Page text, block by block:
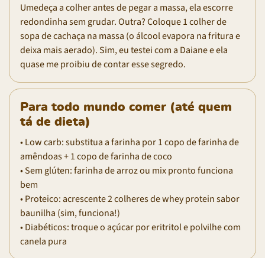
Umedeça a colher antes de pegar a massa, ela escorre
redondinha sem grudar. Outra? Coloque 1 colher de
sopa de cachaça na massa (o álcool evapora na fritura e
deixa mais aerado). Sim, eu testei com a Daiane e ela
quase me proibiu de contar esse segredo.
Para todo mundo comer (até quem
tá de dieta)
• Low carb: substitua a farinha por 1 copo de farinha de
amêndoas + 1 copo de farinha de coco
• Sem glúten: farinha de arroz ou mix pronto funciona
bem
• Proteico: acrescente 2 colheres de whey protein sabor
baunilha (sim, funciona!)
• Diabéticos: troque o açúcar por eritritol e polvilhe com
canela pura